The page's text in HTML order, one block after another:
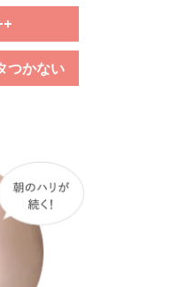
つかない